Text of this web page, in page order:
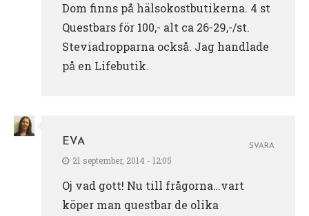
Dom finns på hälsokostbutikerna. 4 st
Questbars för 100,- alt ca 26-29,-/st.
Steviadropparna också. Jag handlade
på en Lifebutik.
EVA
21 september, 2014 - 12:05
Oj vad gott! Nu till frågorna…vart
köper man questbar de olika
SVARA